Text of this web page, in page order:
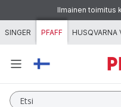
Ilmainen toimitus
SINGER PFAFF HUSQVARNA
Etsi